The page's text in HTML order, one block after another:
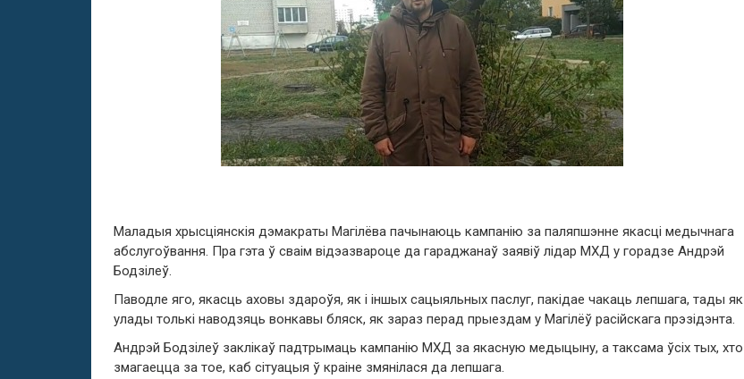
Маладыя хрысціянскія дэмакраты Магілёва пачынаюць кампанію за паляпшэнне якасці медычнага
абслугоўвання. Пра гэта ў сваім відэазвароце да гараджанаў заявіў лідар МХД у горадзе Андрэй
Бодзілеў.
Паводле яго, якасць аховы здароўя, як і іншых сацыяльных паслуг, пакідае чакаць лепшага, тады як
улады толькі наводзяць вонкавы бляск, як зараз перад прыездам у Магілёў расійскага прэзідэнта.
Андрэй Бодзілеў заклікаў падтрымаць кампанію МХД за якасную медыцыну, а таксама ўсіх тых, хто
змагаецца за тое, каб сітуацыя ў краіне змянілася да лепшага.